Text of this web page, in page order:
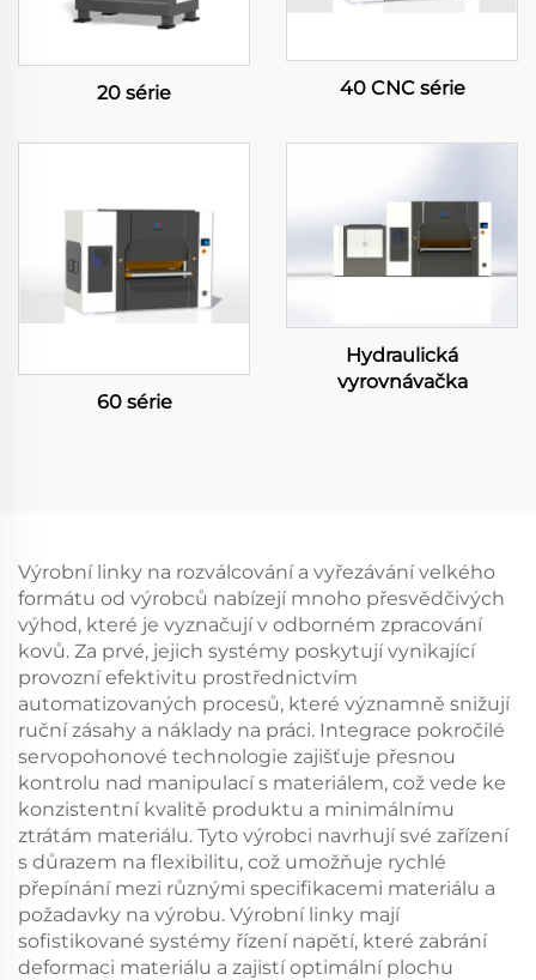
20 série 40 CNC série
60 série
Hydraulická
vyrovnávačka
Výrobní linky na rozválcování a vyřezávání velkého
formátu od výrobců nabízejí mnoho přesvědčivých
výhod, které je vyznačují v odborném zpracování
kovů. Za prvé, jejich systémy poskytují vynikající
provozní efektivitu prostřednictvím
automatizovaných procesů, které významně snižují
ruční zásahy a náklady na práci. Integrace pokročilé
servopohonové technologie zajišťuje přesnou
kontrolu nad manipulací s materiálem, což vede ke
konzistentní kvalitě produktu a minimálnímu
ztrátám materiálu. Tyto výrobci navrhují své zařízení
s důrazem na flexibilitu, což umožňuje rychlé
přepínání mezi různými specifikacemi materiálu a
požadavky na výrobu. Výrobní linky mají
sofistikované systémy řízení napětí, které zabrání
deformaci materiálu a zajistí optimální plochu